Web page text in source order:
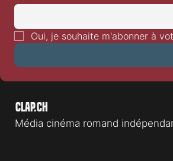
Oui, je souhaite m'abonner à
Clap.ch
Média cinéma romand